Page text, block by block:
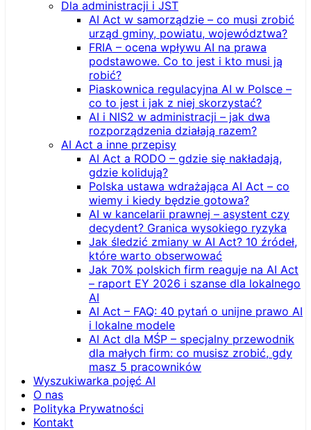
Dla administracji i JST
AI Act w samorządzie – co musi zrobić
urząd gminy, powiatu, województwa?
FRIA – ocena wpływu AI na prawa
podstawowe. Co to jest i kto musi ją
robić?
Piaskownica regulacyjna AI w Polsce –
co to jest i jak z niej skorzystać?
AI i NIS2 w administracji – jak dwa
rozporządzenia działają razem?
AI Act a inne przepisy
AI Act a RODO – gdzie się nakładają,
gdzie kolidują?
Polska ustawa wdrażająca AI Act – co
wiemy i kiedy będzie gotowa?
AI w kancelarii prawnej – asystent czy
decydent? Granica wysokiego ryzyka
Jak śledzić zmiany w AI Act? 10 źródeł,
które warto obserwować
Jak 70% polskich firm reaguje na AI Act
– raport EY 2026 i szanse dla lokalnego
AI
AI Act – FAQ: 40 pytań o unijne prawo AI
i lokalne modele
AI Act dla MŚP – specjalny przewodnik
dla małych firm: co musisz zrobić, gdy
masz 5 pracowników
Wyszukiwarka pojęć AI
O nas
Polityka Prywatności
Kontakt